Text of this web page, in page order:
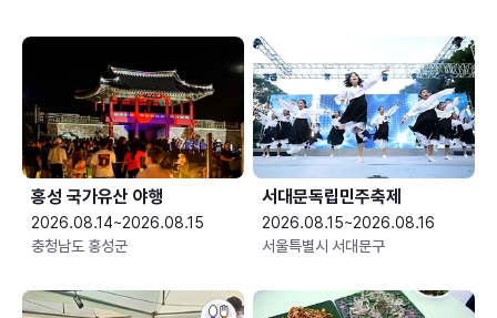
홍성 국가유산 야행
2026.08.14~2026.08.15
충청남도 홍성군
서대문독립민주축제
2026.08.15~2026.08.16
서울특별시 서대문구